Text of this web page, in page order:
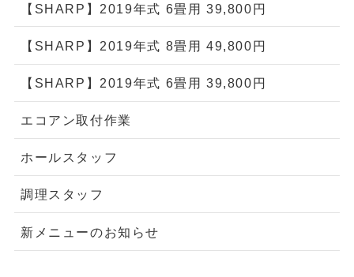
【SHARP】2019年式 6畳用 39,800円
【SHARP】2019年式 8畳用 49,800円
【SHARP】2019年式 6畳用 39,800円
エコアン取付作業
ホールスタッフ
調理スタッフ
新メニューのお知らせ